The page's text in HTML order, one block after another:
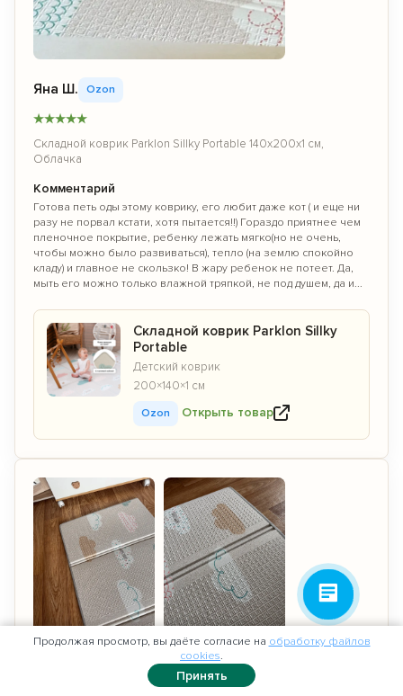
Яна Ш. Ozon
★★★★★
Складной коврик Parklon Sillky Portable 140x200x1 см,
Облачка
Комментарий
Готова петь оды этому коврику, его любит даже кот ( и еще ни
разу не порвал кстати, хотя пытается!!) Гораздо приятнее чем
пленочное покрытие, ребенку лежать мягко(но не очень,
чтобы можно было развиваться), тепло (на землю спокойно
кладу) и главное не скользко! В жару ребенок не потеет. Да,
мыть его можно только влажной тряпкой, не под душем, да и...
Складной коврик Parklon Sillky
Portable
Детский коврик
200×140×1 см
Ozon Открыть товар
Продолжая просмотр, вы даёте согласие на обработку файлов
cookies.
Принять